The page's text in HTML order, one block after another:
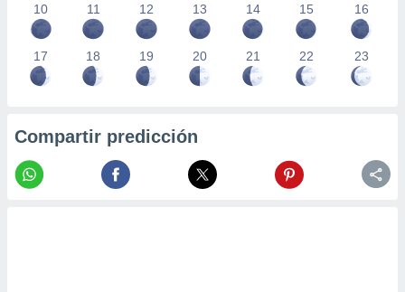
10
11 12 13 14 15 16
17 18 19 20 21 22 23
Compartir predicción